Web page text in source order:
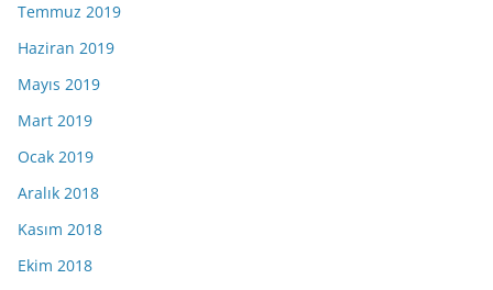
Temmuz 2019
Haziran 2019
Mayıs 2019
Mart 2019
Ocak 2019
Aralık 2018
Kasım 2018
Ekim 2018